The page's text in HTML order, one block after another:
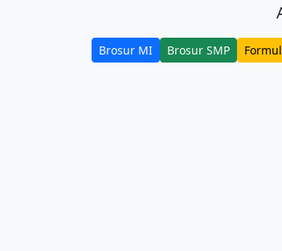
Brosur MI Brosur SMP